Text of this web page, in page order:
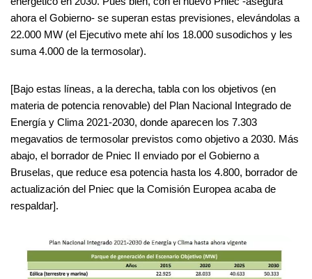
ahora el Gobierno- se superan estas previsiones, elevándolas a
22.000 MW (el Ejecutivo mete ahí los 18.000 susodichos y les
suma 4.000 de la termosolar).
[Bajo estas líneas, a la derecha, tabla con los objetivos (en
materia de potencia renovable) del Plan Nacional Integrado de
Energía y Clima 2021-2030, donde aparecen los 7.303
megavatios de termosolar previstos como objetivo a 2030. Más
abajo, el borrador de Pniec II enviado por el Gobierno a
Bruselas, que reduce esa potencia hasta los 4.800, borrador de
actualización del Pniec que la Comisión Europea acaba de
respaldar].